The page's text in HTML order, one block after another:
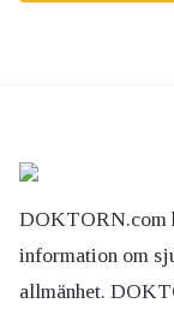
DOKTORN.com
information om
allmänhet.